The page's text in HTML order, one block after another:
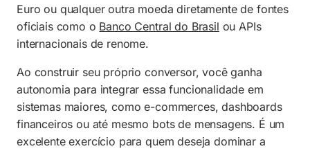
Euro ou qualquer outra moeda diretamente de fontes
oficiais como o Banco Central do Brasil ou APIs
internacionais de renome.
Ao construir seu próprio conversor, você ganha
autonomia para integrar essa funcionalidade em
sistemas maiores, como e-commerces, dashboards
financeiros ou até mesmo bots de mensagens. É um
excelente exercício para quem deseja dominar a